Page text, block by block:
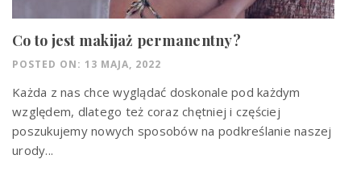
Co to jest makijaż permanentny?
POSTED ON: 13 MAJA, 2022
Każda z nas chce wyglądać doskonale pod każdym
względem, dlatego też coraz chętniej i częściej
poszukujemy nowych sposobów na podkreślanie naszej
urody...